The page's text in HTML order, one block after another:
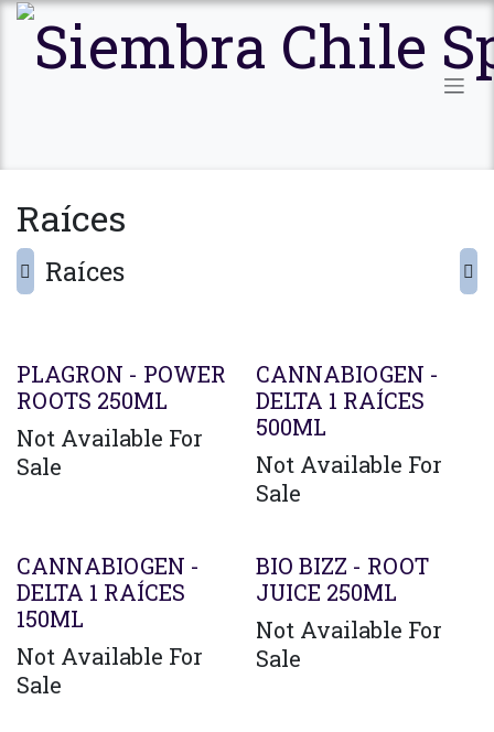
Ir al contenido
Raíces
Raíces
Agotado
PLAGRON - POWER
ROOTS 250ML
Not Available For
Sale
CANNABIOGEN -
DELTA 1 RAÍCES
500ML
Not Available For
Sale
Agotado
CANNABIOGEN -
DELTA 1 RAÍCES
150ML
Not Available For
Sale
BIO BIZZ - ROOT
JUICE 250ML
Not Available For
Sale